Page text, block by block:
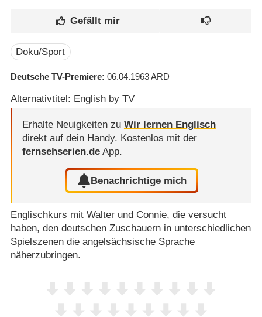
Doku/Sport
Deutsche TV-Premiere 06.04.1963ARD
Alternativtitel: English by TV
Erhalte Neuigkeiten zu Wir lernen Englisch
direkt auf dein Handy. Kostenlos mit der
fernsehserien.deApp.
Benachrichtige mich
Englischkurs mit Walter und Connie, die versucht
haben, den deutschen Zuschauern in unterschiedlichen
Spielszenen die angelsächsische Sprache
näherzubringen.